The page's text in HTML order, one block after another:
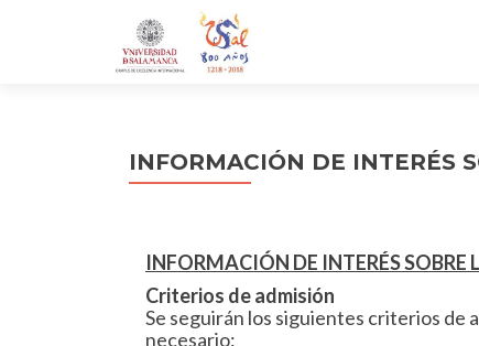
INFORMACIÓN DE INTERÉS
INFORMACIÓN DE INTERÉS SOBRE
Criterios de admisión
Se seguirán los siguientes criterios de
necesario: